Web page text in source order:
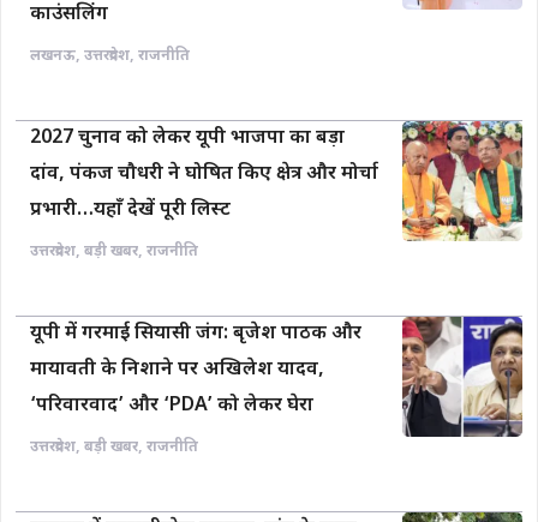
काउंसलिंग
लखनऊ, उत्तरप्रदेश, राजनीति
2027 चुनाव को लेकर यूपी भाजपा का बड़ा
दांव, पंकज चौधरी ने घोषित किए क्षेत्र और मोर्चा
प्रभारी…यहाँ देखें पूरी लिस्ट
उत्तरप्रदेश, बड़ी खबर, राजनीति
यूपी में गरमाई सियासी जंग: बृजेश पाठक और
मायावती के निशाने पर अखिलेश यादव,
‘परिवारवाद’ और ‘PDA’ को लेकर घेरा
उत्तरप्रदेश, बड़ी खबर, राजनीति